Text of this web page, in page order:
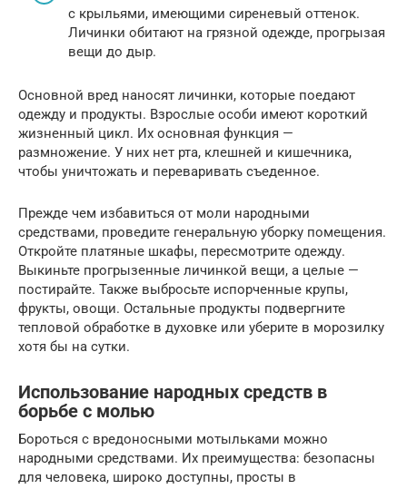
с крыльями, имеющими сиреневый оттенок.
Личинки обитают на грязной одежде, прогрызая
вещи до дыр.
Основной вред наносят личинки, которые поедают
одежду и продукты. Взрослые особи имеют короткий
жизненный цикл. Их основная функция —
размножение. У них нет рта, клешней и кишечника,
чтобы уничтожать и переваривать съеденное.
Прежде чем избавиться от моли народными
средствами, проведите генеральную уборку помещения.
Откройте платяные шкафы, пересмотрите одежду.
Выкиньте прогрызенные личинкой вещи, а целые —
постирайте. Также выбросьте испорченные крупы,
фрукты, овощи. Остальные продукты подвергните
тепловой обработке в духовке или уберите в морозилку
хотя бы на сутки.
Использование народных средств в
борьбе с молью
Бороться с вредоносными мотыльками можно
народными средствами. Их преимущества: безопасны
для человека, широко доступны, просты в